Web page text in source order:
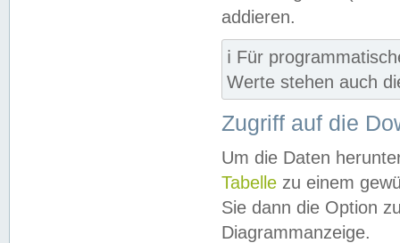
addieren.
ℹ️ Für
Werte stehen auch
Zugriff auf die
Um die Daten
Tabelle zu einem
Sie dann die Option
Diagrammanzeige.